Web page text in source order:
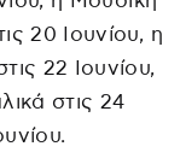
20 Ιουνίου, η
22 Ιουνίου,
στις 24